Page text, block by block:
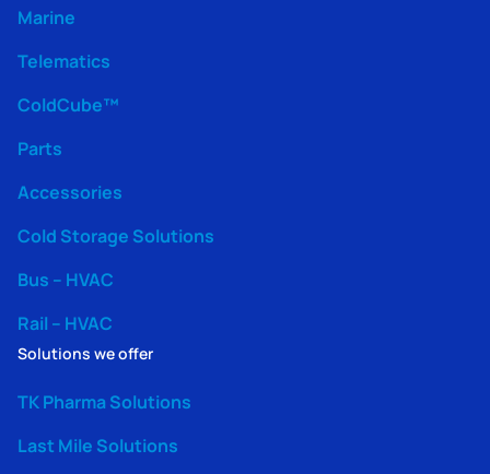
Marine
Telematics
ColdCube™
Parts
Accessories
Cold Storage Solutions
Bus – HVAC
Rail – HVAC
Solutions we offer
TK Pharma Solutions
Last Mile Solutions